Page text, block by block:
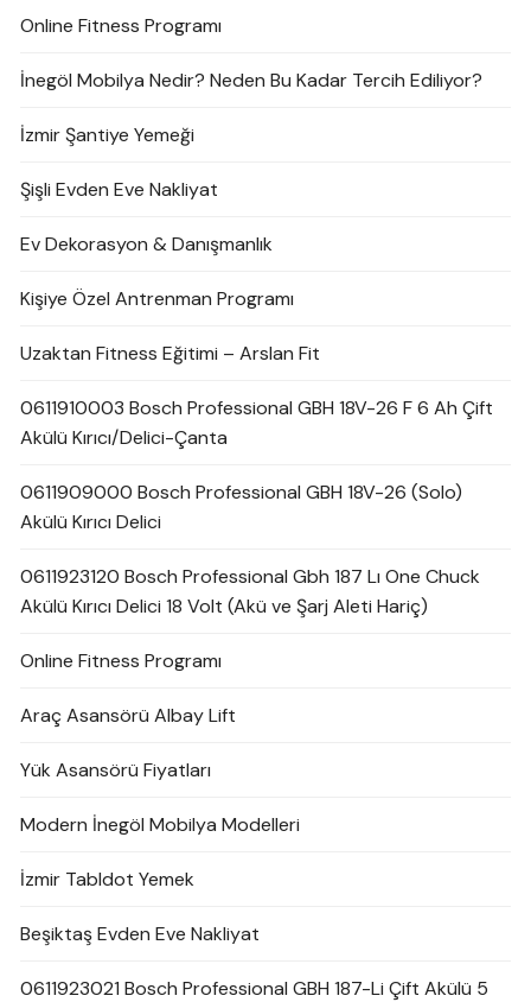
Online Fitness Programı
İnegöl Mobilya Nedir? Neden Bu Kadar Tercih Ediliyor?
İzmir Şantiye Yemeği
Şişli Evden Eve Nakliyat
Ev Dekorasyon & Danışmanlık
Kişiye Özel Antrenman Programı
Uzaktan Fitness Eğitimi – Arslan Fit
0611910003 Bosch Professional GBH 18V-26 F 6 Ah Çift
Akülü Kırıcı/Delici-Çanta
0611909000 Bosch Professional GBH 18V-26 (Solo)
Akülü Kırıcı Delici
0611923120 Bosch Professional Gbh 187 Lı One Chuck
Akülü Kırıcı Delici 18 Volt (Akü ve Şarj Aleti Hariç)
Online Fitness Programı
Araç Asansörü Albay Lift
Yük Asansörü Fiyatları
Modern İnegöl Mobilya Modelleri
İzmir Tabldot Yemek
Beşiktaş Evden Eve Nakliyat
0611923021 Bosch Professional GBH 187-Li Çift Akülü 5